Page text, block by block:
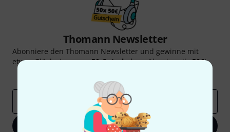
Thomann Newsletter
Abonniere den Thomann Newsletter und gewinne mit
etwas Glück einen von50 Gutscheinenüber jeweils50€!
Jetzt anmelden